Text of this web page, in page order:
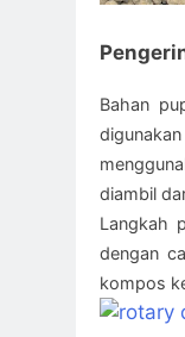
Bahan
diambil
Langkah
dengan
kompos